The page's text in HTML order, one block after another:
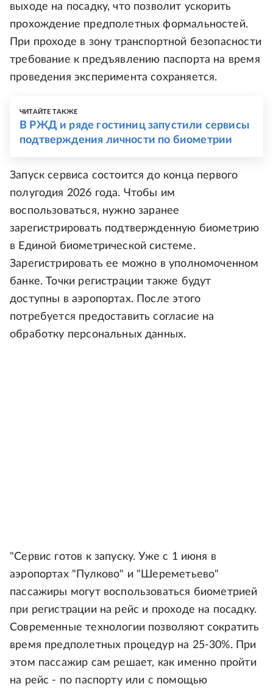
выходе на посадку, что позволит ускорить
прохождение предполетных формальностей.
При проходе в зону транспортной безопасности
требование к предъявлению паспорта на время
проведения эксперимента сохраняется.
ЧИТАЙТЕ ТАКЖЕ
В РЖД и ряде гостиниц запустили сервисы
подтверждения личности по биометрии
Запуск сервиса состоится до конца первого
полугодия 2026 года. Чтобы им
воспользоваться, нужно заранее
зарегистрировать подтвержденную биометрию
в Единой биометрической системе.
Зарегистрировать ее можно в уполномоченном
банке. Точки регистрации также будут
доступны в аэропортах. После этого
потребуется предоставить согласие на
обработку персональных данных.
"Сервис готов к запуску. Уже с 1 июня в
аэропортах "Пулково" и "Шереметьево"
пассажиры могут воспользоваться биометрией
при регистрации на рейс и проходе на посадку.
Современные технологии позволяют сократить
время предполетных процедур на 25-30%. При
этом пассажир сам решает, как именно пройти
на рейс - по паспорту или с помощью